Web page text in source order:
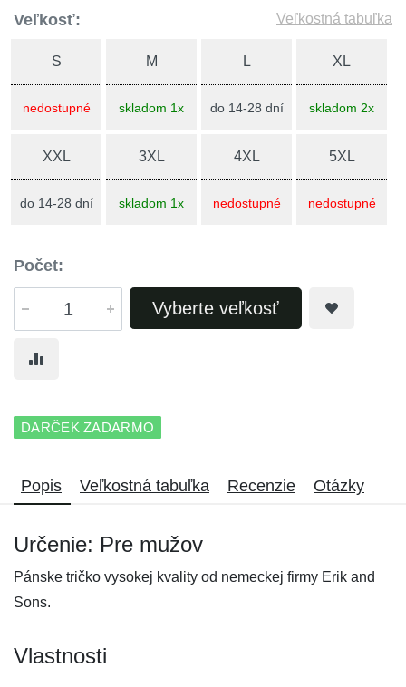
Veľkosť: Veľkostná tabuľka
S
nedostupné
M
skladom 1x
L
do 14-28 dní
XL
skladom 2x
XXL
do 14-28 dní
3XL
skladom 1x
4XL
nedostupné
5XL
nedostupné
Počet:
Vyberte veľkosť
DARČEK ZADARMO
Popis Veľkostná tabuľka Recenzie Otázky
Určenie: Pre mužov
Pánske tričko vysokej kvality od nemeckej firmy Erik and
Sons.
Vlastnosti